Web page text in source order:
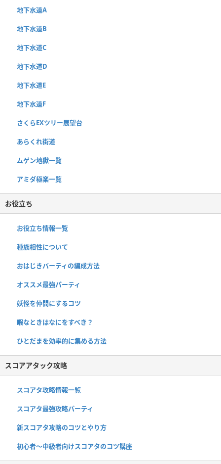
地下水道A
地下水道B
地下水道C
地下水道D
地下水道E
地下水道F
さくらEXツリー展望台
あらくれ街道
ムゲン地獄一覧
アミダ極楽一覧
お役立ち
お役立ち情報一覧
種族相性について
おはじきバーティの編成方法
オススメ最強パーティ
妖怪を仲間にするコツ
暇なときはなにをすべき？
ひとだまを効率的に集める方法
スコアアタック攻略
スコアタ攻略情報一覧
スコアタ最強攻略パーティ
新スコアタ攻略のコツとやり方
初心者〜中級者向けスコアタのコツ講座